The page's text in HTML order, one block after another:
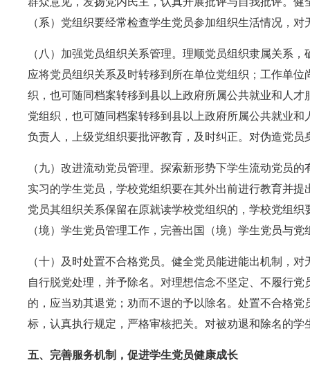
（系）党组织要经常检查学生党员参加组织生活情况，
（八）加强党员组织关系管理。理顺党员组织隶属关系
应将党员组织关系及时转移到所在单位党组织；工作单
织，也可随同档案转移到县以上政府所属公共就业和人
党组织，也可随同档案转移到县以上政府所属公共就业
负责人，上级党组织要批评教育，及时纠正。对伪造党
（九）改进流动党员管理。探索新形势下学生流动党员
实习的学生党员，学校党组织要在其外出前进行教育并
党员其组织关系保留在原就读学校党组织的，学校党组
（境）学生党员管理工作，完善出国（境）学生党员与
（十）及时处置不合格党员。健全党员能进能出机制，
自行脱党处理，并予除名。对理想信念不坚定、不履行
的，应当劝其退党；劝而不退的予以除名。处置不合格
标，认真执行规定，严格审核把关。对被劝退和除名的
五、完善服务机制，促进学生党员健康成长